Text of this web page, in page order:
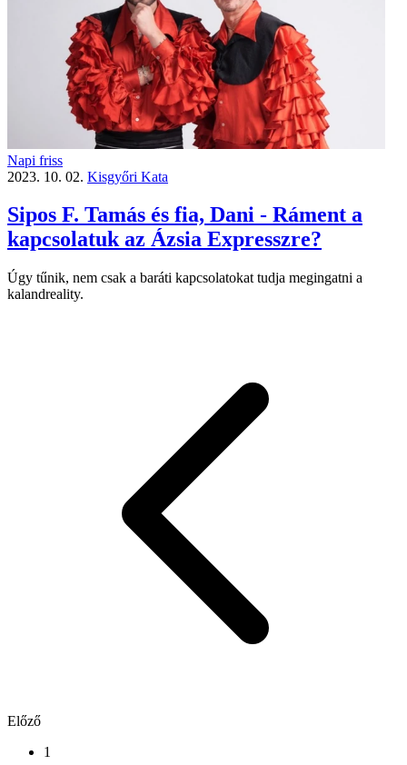
Napi friss
2023. 10. 02. Kisgyőri Kata
Sipos F. Tamás és fia, Dani - Ráment a
kapcsolatuk az Ázsia Expresszre?
Úgy tűnik, nem csak a baráti kapcsolatokat tudja megingatni a
kalandreality.
Előző
1